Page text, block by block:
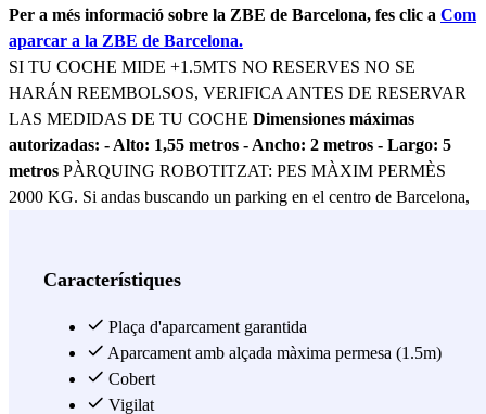
Per a més informació sobre la ZBE de Barcelona, ​​fes clic a Com
aparcar a la ZBE de Barcelona.
SI TU COCHE MIDE +1.5MTS NO RESERVES NO SE
HARÁN REEMBOLSOS, VERIFICA ANTES DE RESERVAR
LAS MEDIDAS DE TU COCHE Dimensiones máximas
autorizadas: - Alto: 1,55 metros - Ancho: 2 metros - Largo: 5
metros PÀRQUING ROBOTITZAT: PES MÀXIM PERMÈS
2000 KG. Si andas buscando un parking en el centro de Barcelona,
que vas a encontrar si quieres aparcar lo más cerca posible del centro
porque el acceso al parking no está restringido si reservas con
Parclick. ¡Así que puedes estar tranquilo! A escasos metros de este
aparcamiento está la Basílica de Santa Maria del Pi y la famosa
Rambla de Barcelona, donde no podrás reprimirte por la cantidad de
Característiques
Plaça d'aparcament garantida
Aparcament amb alçada màxima permesa (1.5m)
Cobert
Vigilat